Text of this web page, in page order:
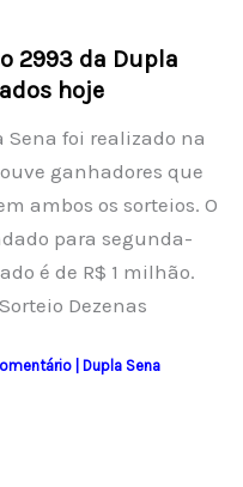
2993 da Dupla
hoje
Sena foi realizado na
ganhadores que
ambos os sorteios. O
para segunda-
é de R$ 1 milhão.
Dezenas
Dupla Sena